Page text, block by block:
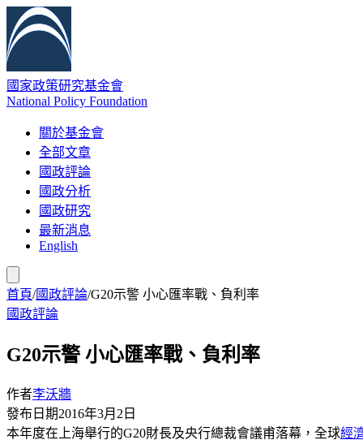
國家政策研究基金會
National Policy Foundation
關於基金會
全部文章
國政評論
國政分析
國政研究
最新消息
English
首頁/國政評論/G20示警 小心匯率戰、負利率
國政評論
G20示警 小心匯率戰、負利率
作者李沃牆
發布日期2016年3月2日
本年度在上海舉行的G20財長及央行總裁會議甫落幕，全球經